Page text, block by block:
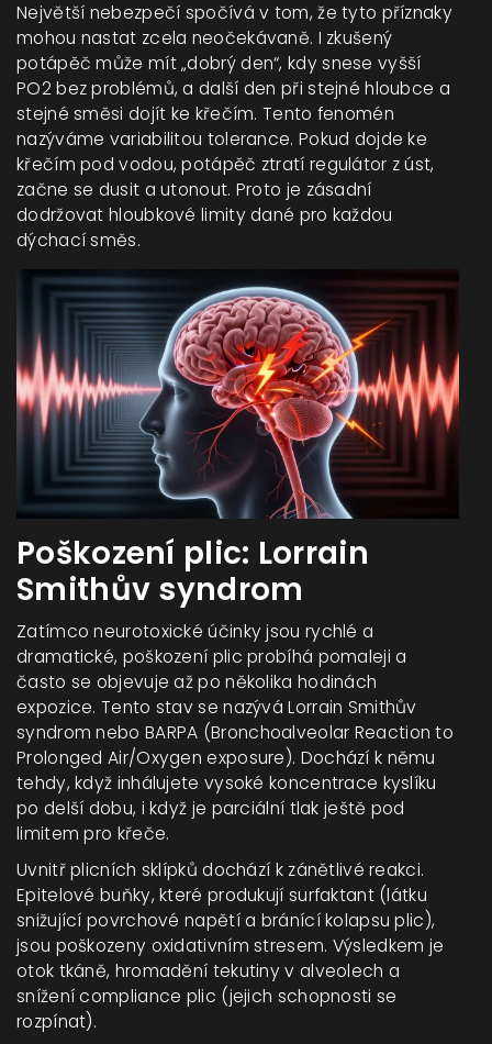
Největší nebezpečí spočívá v tom, že tyto příznaky
mohou nastat zcela neočekávaně. I zkušený
potápěč může mít „dobrý den“, kdy snese vyšší
PO2 bez problémů, a další den při stejné hloubce a
stejné směsi dojít ke křečím. Tento fenomén
nazýváme variabilitou tolerance. Pokud dojde ke
křečím pod vodou, potápěč ztratí regulátor z úst,
začne se dusit a utonout. Proto je zásadní
dodržovat hloubkové limity dané pro každou
dýchací směs.
Poškození plic: Lorrain
Smithův syndrom
Zatímco neurotoxické účinky jsou rychlé a
dramatické, poškození plic probíhá pomaleji a
často se objevuje až po několika hodinách
expozice. Tento stav se nazývá Lorrain Smithův
syndrom nebo BARPA (Bronchoalveolar Reaction to
Prolonged Air/Oxygen exposure). Dochází k němu
tehdy, když inhálujete vysoké koncentrace kyslíku
po delší dobu, i když je parciální tlak ještě pod
limitem pro křeče.
Uvnitř plicních sklípků dochází k zánětlivé reakci.
Epitelové buňky, které produkují surfaktant (látku
snižující povrchové napětí a bránící kolapsu plic),
jsou poškozeny oxidativním stresem. Výsledkem je
otok tkáně, hromadění tekutiny v alveolech a
snížení compliance plic (jejich schopnosti se
rozpínat).